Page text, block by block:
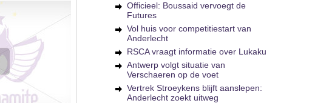
Officieel: Boussaid vervoegt de
Futures
Vol huis voor competitiestart van
Anderlecht
RSCA vraagt informatie over Lukaku
Antwerp volgt situatie van
Verschaeren op de voet
Vertrek Stroeykens blijft aanslepen:
Anderlecht zoekt uitweg